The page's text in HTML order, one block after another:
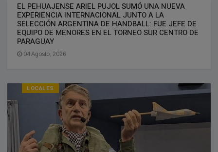
EL PEHUAJENSE ARIEL PUJOL SUMÓ UNA NUEVA
EXPERIENCIA INTERNACIONAL JUNTO A LA
SELECCIÓN ARGENTINA DE HANDBALL: FUE JEFE DE
EQUIPO DE MENORES EN EL TORNEO SUR CENTRO DE
PARAGUAY
04 Agosto, 2026
LOCALES